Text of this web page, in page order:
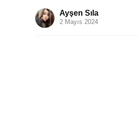
Ayşen Sıla
2 Mayıs 2024